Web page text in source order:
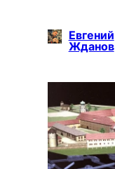
Евгений
Жданов